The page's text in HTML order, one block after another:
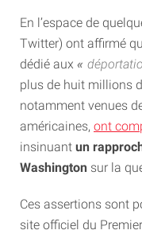
En l’espace de
Twitter) ont affirmé
dédié aux
plus de huit millions
notamment venues
américaines, ont
insinuant un
Washington sur la
Ces assertions sont
site officiel du